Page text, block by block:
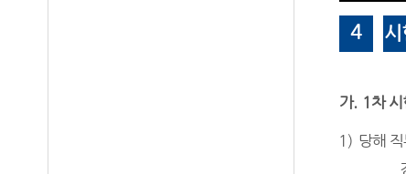
4 시
가. 1 차 시
1) 당해